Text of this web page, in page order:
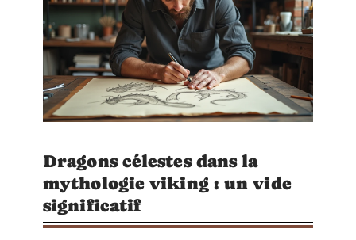
Dragons célestes dans la
mythologie viking : un vide
significatif